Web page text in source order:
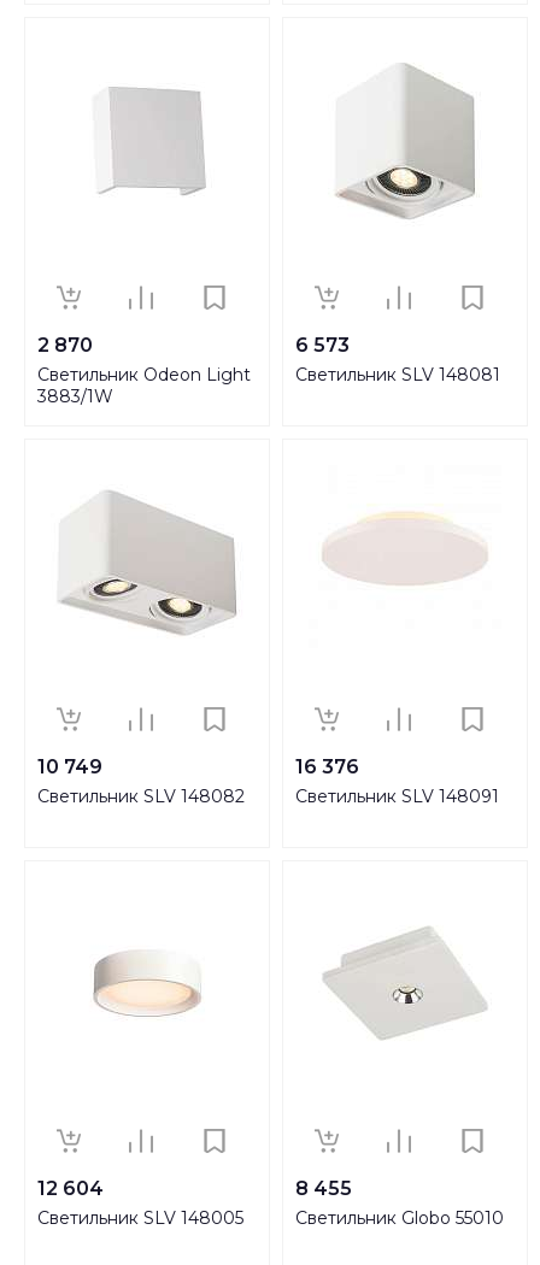
2 870
Светильник Odeon Light
3883/1W
6 573
Светильник SLV 148081
10 749
Светильник SLV 148082
16 376
Светильник SLV 148091
12 604
Светильник SLV 148005
8 455
Светильник Globo 55010